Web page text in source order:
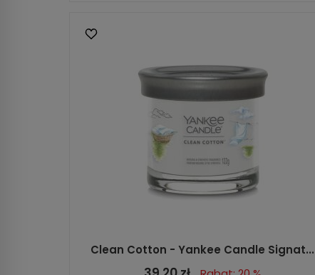
Clean Cotton - Yankee Candle Signat...